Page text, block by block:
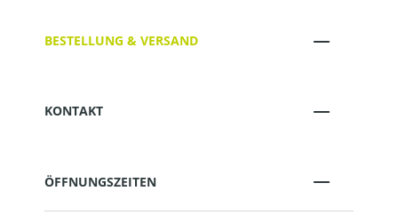
BESTELLUNG & VERSAND
KONTAKT
ÖFFNUNGSZEITEN